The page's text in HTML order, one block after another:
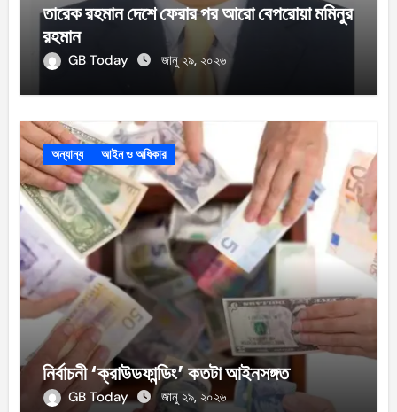
তারেক রহমান দেশে ফেরার পর আরো বেপরোয়া মমিনুর
রহমান
GB Today জানু ২৯, ২০২৬
অন্যান্য আইন ও অধিকার
নির্বাচনী ‘ক্রাউডফান্ডিং’ কতটা আইনসঙ্গত
GB Today জানু ২৯, ২০২৬